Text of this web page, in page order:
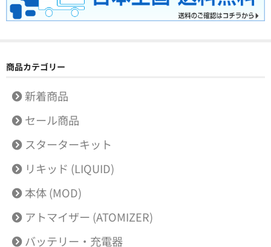
商品カテゴリー
新着商品
セール商品
スターターキット
リキッド (LIQUID)
本体 (MOD)
アトマイザー (ATOMIZER)
バッテリー・充電器